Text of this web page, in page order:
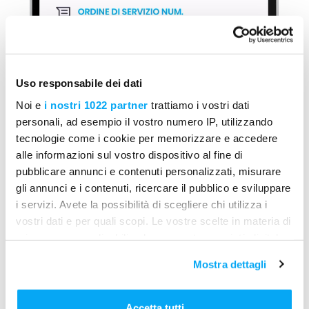
Uso responsabile dei dati
Noi e i nostri 1022 partner trattiamo i vostri dati
personali, ad esempio il vostro numero IP, utilizzando
tecnologie come i cookie per memorizzare e accedere
alle informazioni sul vostro dispositivo al fine di
pubblicare annunci e contenuti personalizzati, misurare
gli annunci e i contenuti, ricercare il pubblico e sviluppare
i servizi. Avete la possibilità di scegliere chi utilizza i
vostri dati e per quali scopi. Le vostre scelte in materia di
modificare o revocare il proprio consenso in qualsiasi
momento dalla Dichiarazione sui cookie o facendo clic
sull'icona di attivazione della privacy.
Mostra dettagli